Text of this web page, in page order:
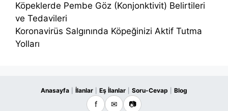
Köpeklerde Pembe Göz (Konjonktivit) Belirtileri
ve Tedavileri
Koronavirüs Salgınında Köpeğinizi Aktif Tutma
Yolları
Anasayfa İlanlar Eş İlanlar Soru-Cevap Blog
f ✉ 📷